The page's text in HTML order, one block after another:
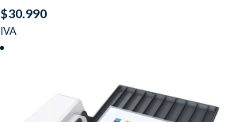
$30.990
IVA